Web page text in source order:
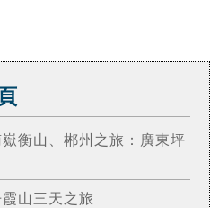
衡山、郴州之旅：廣東坪
山三天之旅